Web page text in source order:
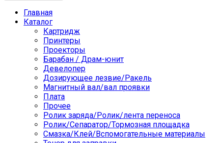
Главная
Каталог
Картридж
Принтеры
Проекторы
Барабан / Драм-юнит
Девелопер
Дозирующее лезвие/Ракель
Магнитный вал/вал проявки
Плата
Прочее
Ролик заряда/Ролик/лента переноса
Ролик/Сепаратор/Тормозная площадка
Смазка/Клей/Вспомогательные материалы